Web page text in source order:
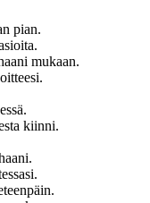
pian.
mukaan.
kiinni.